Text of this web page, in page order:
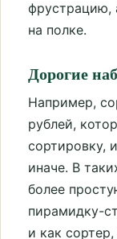
фрустрацию,
на полке.
Дорогие
Например,
рублей,
сортировку,
иначе. В
более
пирамидку-
и как